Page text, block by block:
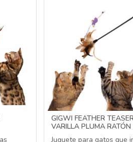
GIGWI FEATHER
VARILLA PLUMA RATÓN
Juguete para gatos que